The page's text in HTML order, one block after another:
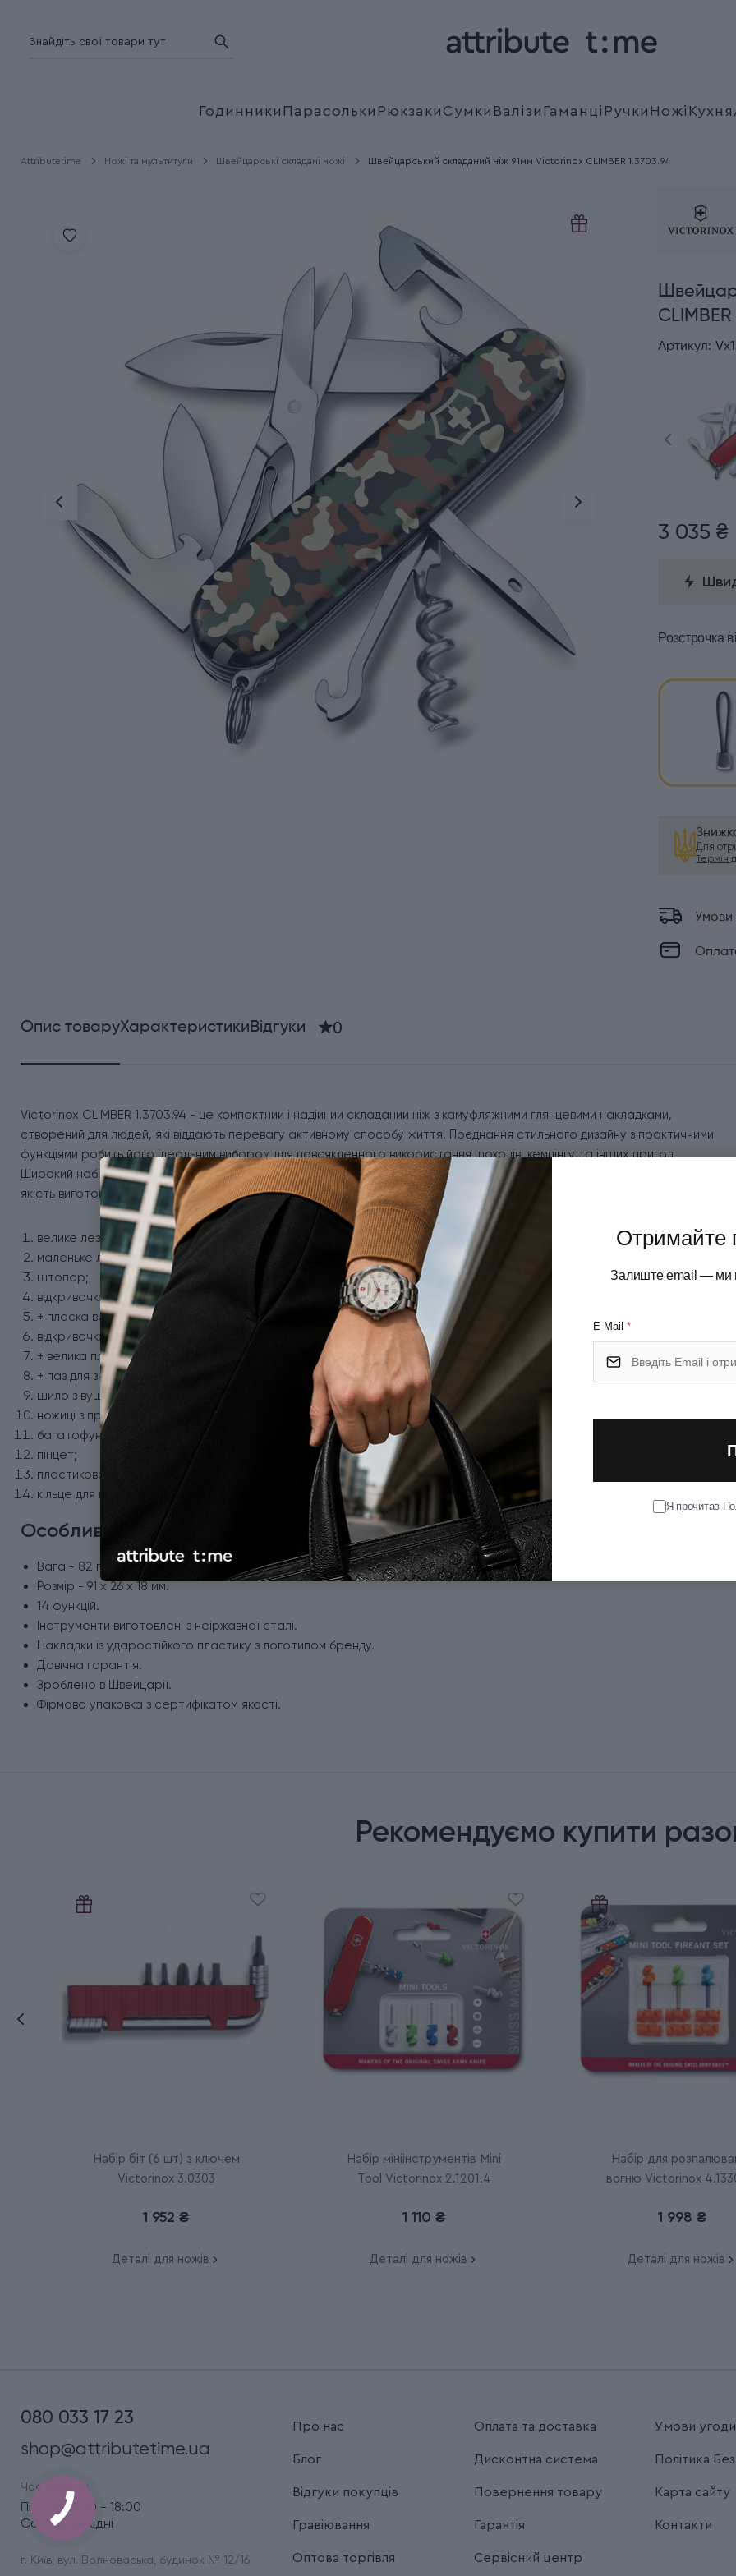
Годинники Парасольки Рюкзаки Сумки Валізи Гаманці Ручки Ножі Кухня
Attributetime Ножі та мультитули Швейцарські складані ножі Швейцарський складаний ніж 91мм Victorinox CLIMBER 1.3703.94
CLIMBER
Артикул:
3 035 ₴
Розстрочка
Для
Термін
Умови
Опис товаруХарактеристикиВідгуки 0
Victorinox CLIMBER 1.3703.94 - це компактний і надійний складаний ніж з камуфляжними глянцевими накладками,
створений для людей, які віддають перевагу активному способу життя. Поєднання стильного дизайну з практичними
функціями робить його ідеальним вибором для повсякденного використання, походів, кемпінгу та інших пригод.
Широкий набір інструментів робить його незамінним помічником у різних ситуаціях. Надійні матеріали та висока
якість виготовлення забезпечують довговічність і надійність у використанні. До набору входять:
велике лезо;
маленьке лезо;
штопор;
відкривачка для консервів;
+ плоска викрутка 3 мм;
відкривачка для пляшок;
+ велика плоска викрутка;
+ паз для зняття ізоляції;
шило з вушком для шиття;
ножиці з пружинним механізмом;
багатофункціональний гачок;
пінцет;
пластикова зубочистка;
кільце для ключів або темляка.
Особливості ножа Victorinox 1.3703.94
Вага - 82 г.
Розмір - 91 x 26 x 18 мм.
14 функцій.
Інструменти виготовлені з неіржавної сталі.
Накладки із ударостійкого пластику з логотипом бренду.
Довічна гарантія.
Зроблено в Швейцарії.
Фірмова упаковка з сертифікатом якості.
Рекомендуємо купити
Набір біт (6 шт) з ключем
Victorinox 3.0303
1 952 ₴
Деталі для ножів
Набір мініінструментів Mini
Tool Victorinox 2.1201.4
1 110 ₴
Деталі для ножів
Набір для
вогню Victorinox
1 998 ₴
Деталі для ножів
080 033 17 23
shop@attributetime.ua
Час роботи:
Пн.-Пт.: 9:00 - 18:00
Сб.-Нд.: вихідні
г. Київ, вул. Волноваська, будинок № 12/16
Про нас
Блог
Відгуки покупців
Гравіювання
Оптова торгівля
Оплата та доставка
Дисконтна система
Повернення товару
Гарантія
Сервісний центр
Умови угоди
Політика
Карта сайту
Контакти
Отримайте
Залиште email — ми
E-Mail *
Я прочитав